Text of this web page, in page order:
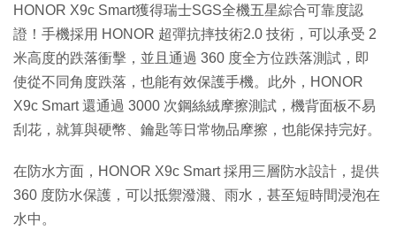
HONOR X9c Smart獲得瑞士SGS全機五星綜合可靠度認
證！手機採用 HONOR 超彈抗摔技術2.0 技術，可以承受 2
米高度的跌落衝擊，並且通過 360 度全方位跌落測試，即
使從不同角度跌落，也能有效保護手機。此外，HONOR
X9c Smart 還通過 3000 次鋼絲絨摩擦測試，機背面板不易
刮花，就算與硬幣、鑰匙等日常物品摩擦，也能保持完好。
在防水方面，HONOR X9c Smart 採用三層防水設計，提供
360 度防水保護，可以抵禦潑濺、雨水，甚至短時間浸泡在
水中。